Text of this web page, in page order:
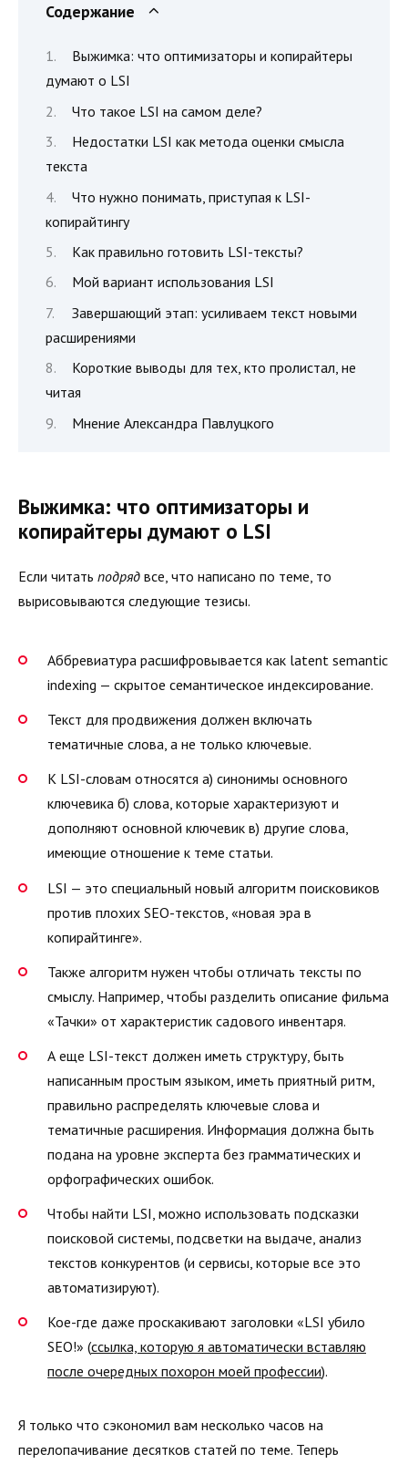
Содержание
Выжимка: что оптимизаторы и копирайтеры
думают о LSI
Что такое LSI на самом деле?
Недостатки LSI как метода оценки смысла
текста
Что нужно понимать, приступая к LSI-
копирайтингу
Как правильно готовить LSI-тексты?
Мой вариант использования LSI
Завершающий этап: усиливаем текст новыми
расширениями
Короткие выводы для тех, кто пролистал, не
читая
Мнение Александра Павлуцкого
Выжимка: что оптимизаторы и
копирайтеры думают о LSI
Если читать подряд все, что написано по теме, то
вырисовываются следующие тезисы.
Аббревиатура расшифровывается как latent semantic
indexing — скрытое семантическое индексирование.
Текст для продвижения должен включать
тематичные слова, а не только ключевые.
К LSI-словам относятся а) синонимы основного
ключевика б) слова, которые характеризуют и
дополняют основной ключевик в) другие слова,
имеющие отношение к теме статьи.
LSI — это специальный новый алгоритм поисковиков
против плохих SEO-текстов, «новая эра в
копирайтинге».
Также алгоритм нужен чтобы отличать тексты по
смыслу. Например, чтобы разделить описание фильма
«Тачки» от характеристик садового инвентаря.
А еще LSI-текст должен иметь структуру, быть
написанным простым языком, иметь приятный ритм,
правильно распределять ключевые слова и
тематичные расширения. Информация должна быть
подана на уровне эксперта без грамматических и
орфографических ошибок.
Чтобы найти LSI, можно использовать подсказки
поисковой системы, подсветки на выдаче, анализ
текстов конкурентов (и сервисы, которые все это
автоматизируют).
Кое-где даже проскакивают заголовки «LSI убило
SEO!» (ссылка, которую я автоматически вставляю
после очередных похорон моей профессии).
Я только что сэкономил вам несколько часов на
перелопачивание десятков статей по теме. Теперь